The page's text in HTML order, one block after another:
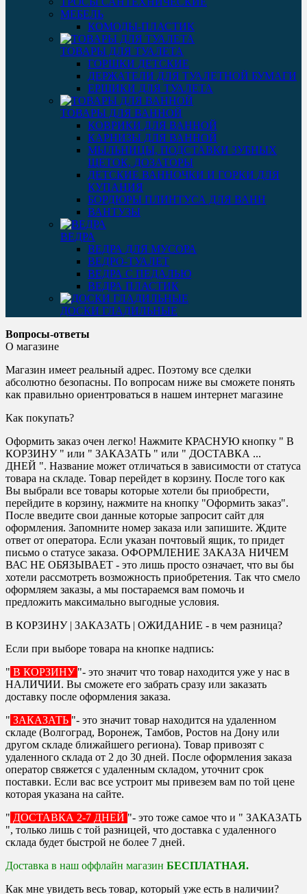
МЕБЕЛЬ
КОМОДЫ-ПЛАСТИК
ТОВАРЫ ДЛЯ ТУАЛЕТА
ГОРШКИ ДЕТСКИЕ
ДЕРЖАТЕЛИ ДЛЯ ТУАЛЕТНОЙ БУМАГИ
ЕРШИКИ ДЛЯ ТУАЛЕТА
ТОВАРЫ ДЛЯ ВАННОЙ
КОВРИКИ ДЛЯ ВАННОЙ
КАРНИЗЫ ДЛЯ ВАННОЙ
МЫЛЬНИЦЫ, ПОДСТАВКИ ЗУБНЫХ
ЩЕТОК, ДОЗАТОРЫ
ДЕТСКИЕ ВАННОЧКИ И ГОРКИ ДЛЯ
КУПАНИЯ
БОРДЮРЫ ПЛИНТУСА ДЛЯ ВАНН
ВАНТУЗЫ
ВЕДРА
ВЕДРА ДЛЯ МУСОРА
ВЕДРО-ТУАЛЕТ
ВЕДРА С ПЕДАЛЬЮ
ВЕДРА ПЛАСТИК
ДОСКИ ГЛАДИЛЬНЫЕ
Вопросы-ответы
О магазине
Магазин имеет реальный адрес. Поэтому все сделки
абсолютно безопасны. По вопросам ниже вы сможете понять
как правильно ориентроваться в нашем интернет магазине
Как покупать?
Оформить заказ очен легко! Нажмите КРАСНУЮ кнопку " В
КОРЗИНУ " или " ЗАКАЗАТЬ " или " ДОСТАВКА ...
ДНЕЙ ". Название может отличаться в зависимости от статуса
товара на складе. Товар перейдет в корзину. После того как
Вы выбрали все товары которые хотели бы приобрести,
перейдите в корзину, нажмите на кнопку "Оформить заказ".
После введите свои данные которые запросит сайт для
оформления. Запомните номер заказа или запишите. Ждите
ответ от оператора. Если указан почтовый ящик, то придет
письмо о статусе заказа. ОФОРМЛЕНИЕ ЗАКАЗА НИЧЕМ
ВАС НЕ ОБЯЗЫВАЕТ - это лишь просто означает, что вы бы
хотели рассмотреть возможность приобретения. Так что смело
оформляем заказы, а мы постараемся вам помочь и
предложить максимально выгодные условия.
В КОРЗИНУ | ЗАКАЗАТЬ | ОЖИДАНИЕ - в чем разница?
Если при выборе товара на кнопке надпись:
" В КОРЗИНУ "- это значит что товар находится уже у нас в
НАЛИЧИИ. Вы сможете его забрать сразу или заказать
доставку после оформления заказа.
" ЗАКАЗАТЬ "- это значит товар находится на удаленном
складе (Волгоград, Воронеж, Тамбов, Ростов на Дону или
другом складе ближайшего региона). Товар привозят с
удаленного склада от 2 до 30 дней. После оформления заказа
оператор свяжется с удаленным складом, уточнит срок
поставки. Если вас все устроит мы привезем вам по той цене
которая указана на сайте.
" ДОСТАВКА 2-7 ДНЕЙ "- это тоже самое что и " ЗАКАЗАТЬ
", только лишь с той разницей, что доставка с удаленного
склада будет быстрой не более 7 дней.
Доставка в наш оффлайн магазин БЕСПЛАТНАЯ.
Как мне увидеть весь товар, который уже есть в наличии?